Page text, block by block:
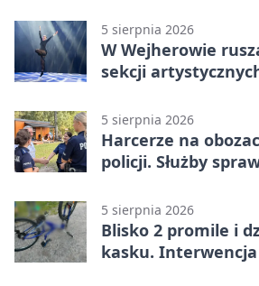
5 sierpnia 2026
W Wejherowie
sekcji
5 sierpnia 2026
Harcerze na
policji. Służby
5 sierpnia 2026
Blisko 2 promile i
kasku. Interwencja